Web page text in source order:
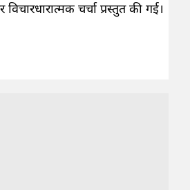
चर्चा प्रस्तुत की गई।